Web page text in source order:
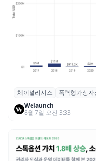
체이널리시스 “가
범죄 증가…상반
체이널리시스
폭력형가상자
Welaunch
8월 7일 오전 3:33